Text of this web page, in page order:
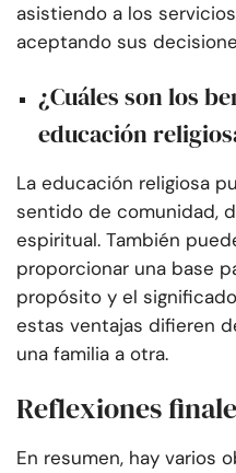
asistiendo a los
aceptando sus
¿Cuáles son los
educación
La educación religiosa
sentido de comunidad,
espiritual. También
proporcionar una base
propósito y el
estas ventajas difieren
una familia a otra.
Reflexiones
En resumen, hay varios